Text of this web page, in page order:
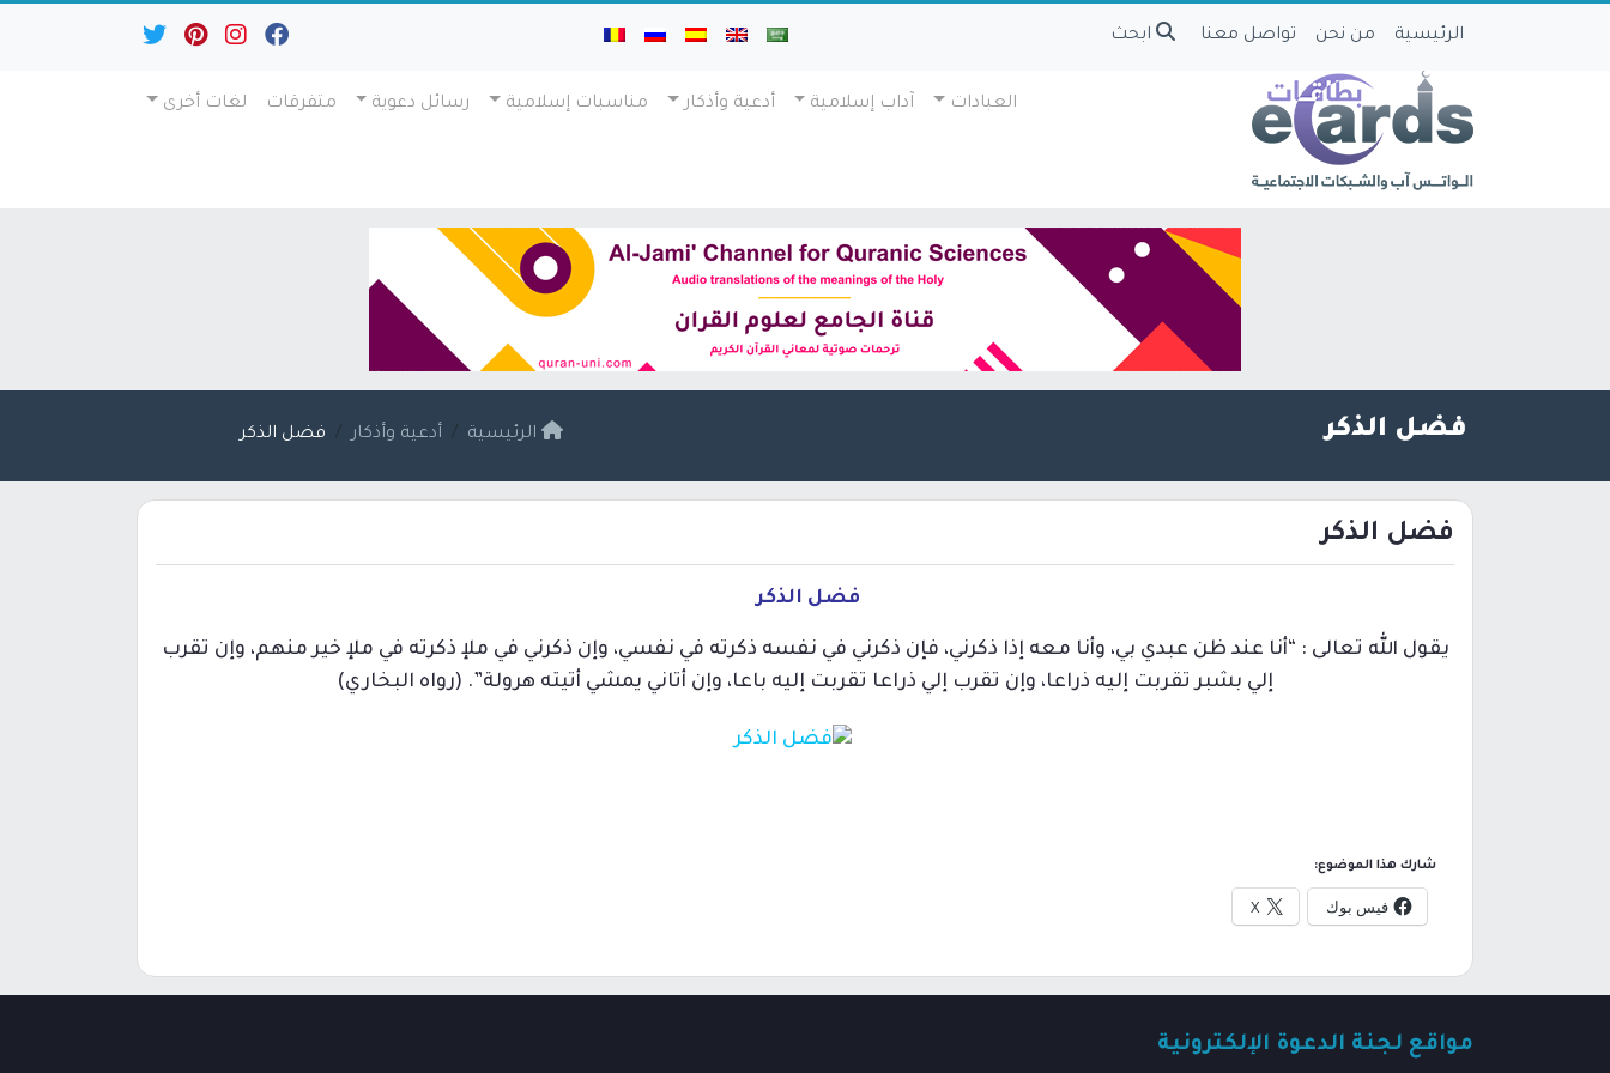
الرئيسية من نحن تواصل معنا ابحث
العبادات آداب إسلامية أدعية وأذكار مناسبات إسلامية رسائل دعوية متفرقات لغات أخرى
فضل الذكر الرئيسية أدعية وأذكار فضل الذكر
فضل الذكر
فضل الذكر
يقول الله تعالى : “أنا عند ظن عبدي بي، وأنا معه إذا ذكرني، فإن ذكرني في نفسه ذكرته في نفسي، وإن ذكرني في ملإ ذكرته في ملإ خير منهم، وإن تقرب
إلي بشبر تقربت إليه ذراعا، وإن تقرب إلي ذراعا تقربت إليه باعا، وإن أتاني يمشي أتيته هرولة”. (رواه البخاري)
شارك هذا الموضوع:
فيس بوك X
مواقع لجنة الدعوة الإلكترونية